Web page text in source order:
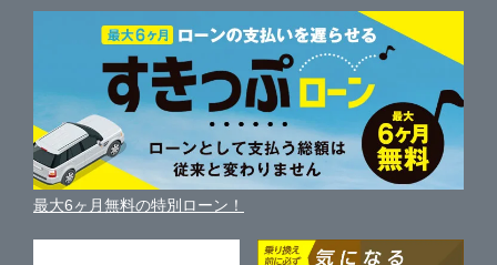
静岡県
三重県
中古車人気ランキング
自動車ローンを調べる
ガリバーの自動車ローン
車買い替えの基礎知識
近くのお店で車を探す
車を売る時よくある質問
便利な査定サービス
中古車買取相場（毎月更新）
車の個人売買ガイド
新車・中古車カタログ
車の燃費を調べる
車種別クチコミ
車比較サイト
サイトマップ
サイトの使用条件
利用規約
最大6ヶ月無料の特別ローン！